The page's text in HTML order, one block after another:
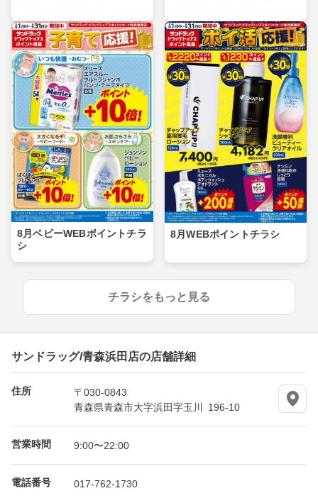
8月ベビーWEBポイントチラ
シ
8月WEBポイントチラシ
チラシをもっと見る
サンドラッグ/青森浜田店の店舗詳細
住所
〒030-0843
青森県青森市大字浜田字玉川 196-10
営業時間 9:00〜22:00
電話番号 017-762-1730